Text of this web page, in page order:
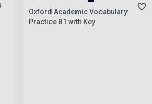
Oxford Academic Vocabulary
Practice B1 with Key